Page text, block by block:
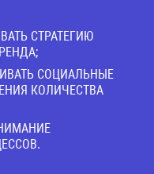
СТРАТЕГИЮ
СОЦИАЛЬНЫЕ
КОЛИЧЕСТВА